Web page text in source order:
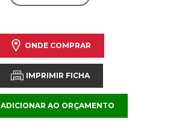
ONDE COMPRAR
IMPRIMIR FICHA
ADICIONAR AO ORÇAMENTO